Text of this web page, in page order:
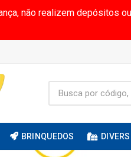
não realizem depósitos
BRINQUEDOS